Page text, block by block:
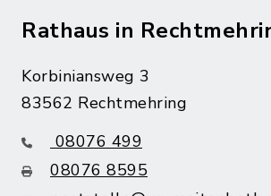
Rathaus in
Korbiniansweg 3
83562 Rechtmehring
08076 499
08076 8595